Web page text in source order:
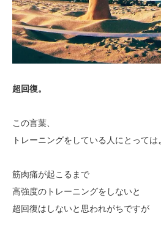
超回復。
この言葉、
トレーニングをしている人にとっては
筋肉痛が起こるまで
高強度のトレーニングをしないと
超回復はしないと思われがちですが